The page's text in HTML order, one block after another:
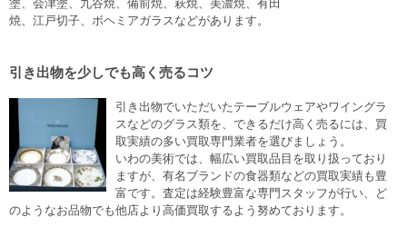
塗、会津塗、九谷焼、備前焼、萩焼、美濃焼、有田
焼、江戸切子、ボヘミアガラスなどがあります。
引き出物を少しでも高く売るコツ
引き出物でいただいたテーブルウェアやワイングラ
スなどのグラス類を、できるだけ高く売るには、買
取実績の多い買取専門業者を選びましょう。
いわの美術では、幅広い買取品目を取り扱っており
ますが、有名ブランドの食器類などの買取実績も豊
富です。査定は経験豊富な専門スタッフが行い、ど
のようなお品物でも他店より高価買取するよう努めております。